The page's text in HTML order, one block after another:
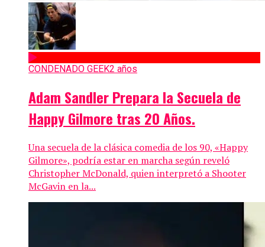
CONDENADO GEEK2 años
Adam Sandler Prepara la Secuela de
Happy Gilmore tras 20 Años.
Una secuela de la clásica comedia de los 90, «Happy
Gilmore», podría estar en marcha según reveló
Christopher McDonald, quien interpretó a Shooter
McGavin en la...